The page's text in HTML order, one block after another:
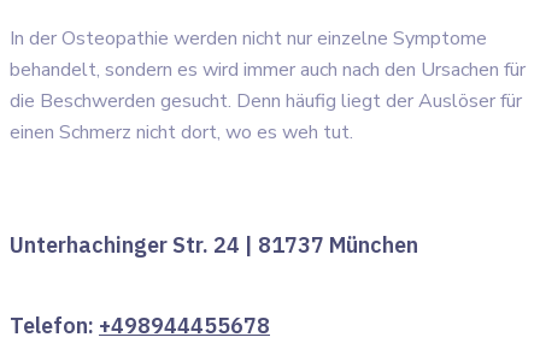
In der Osteopathie werden nicht nur einzelne Symptome
behandelt, sondern es wird immer auch nach den Ursachen für
die Beschwerden gesucht. Denn häufig liegt der Auslöser für
einen Schmerz nicht dort, wo es weh tut.
Unterhachinger Str. 24 | 81737 München
Telefon: +498944455678